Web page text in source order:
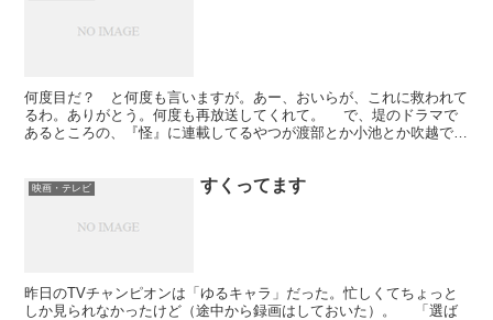
何度目だ？ と何度も言いますが。あー、おいらが、これに救われて
るわ。ありがとう。何度も再放送してくれて。 で、堤のドラマで
あるところの、『怪』に連載してるやつが渡部とか小池とか吹越でド
映画・テレビ すくってます
昨日のTVチャンピオンは「ゆるキャラ」だった。忙しくてちょっと
しか見られなかったけど（途中から録画はしておいた）。 「選ば